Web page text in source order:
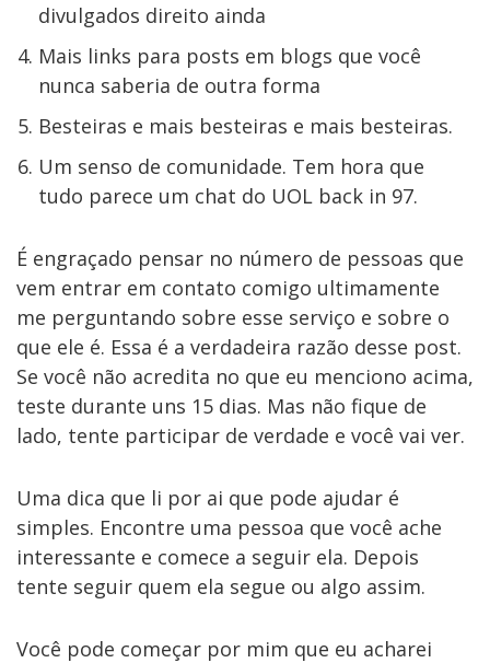
divulgados direito ainda
Mais links para posts em blogs que você
nunca saberia de outra forma
Besteiras e mais besteiras e mais besteiras.
Um senso de comunidade. Tem hora que
tudo parece um chat do UOL back in 97.
É engraçado pensar no número de pessoas que
vem entrar em contato comigo ultimamente
me perguntando sobre esse serviço e sobre o
que ele é. Essa é a verdadeira razão desse post.
Se você não acredita no que eu menciono acima,
teste durante uns 15 dias. Mas não fique de
lado, tente participar de verdade e você vai ver.
Uma dica que li por ai que pode ajudar é
simples. Encontre uma pessoa que você ache
interessante e comece a seguir ela. Depois
tente seguir quem ela segue ou algo assim.
Você pode começar por mim que eu acharei